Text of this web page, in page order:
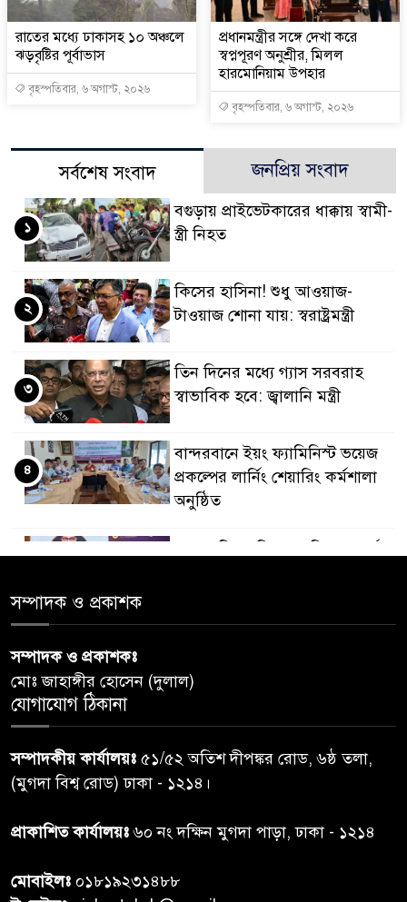
রাতের মধ্যে ঢাকাসহ ১০ অঞ্চলে
ঝড়বৃষ্টির পূর্বাভাস
বৃহস্পতিবার, ৬ অগাস্ট, ২০২৬
প্রধানমন্ত্রীর সঙ্গে দেখা করে
স্বপ্নপূরণ অনুশ্রীর, মিলল
হারমোনিয়াম উপহার
বৃহস্পতিবার, ৬ অগাস্ট, ২০২৬
সর্বশেষ সংবাদ জনপ্রিয় সংবাদ
বগুড়ায় প্রাইভেটকারের ধাক্কায় স্বামী-
স্ত্রী নিহত
১
কিসের হাসিনা! শুধু আওয়াজ-
টাওয়াজ শোনা যায়: স্বরাষ্ট্রমন্ত্রী
২
তিন দিনের মধ্যে গ্যাস সরবরাহ
স্বাভাবিক হবে: জ্বালানি মন্ত্রী
৩
বান্দরবানে ইয়ং ফ্যামিনিস্ট ভয়েজ
প্রকল্পের লার্নিং শেয়ারিং কর্মশালা
অনুষ্ঠিত
৪
পেশ
৬
তদন্ত শেষ পর্যায়ে, দ্রুত চার্জশিট
৭
রাতের মধ্যে ঢাকাসহ ১০ অঞ্চলে
ঝড়বৃষ্টির পূর্বাভাস
৮
সম্পাদক ও প্রকাশক
সম্পাদক ও প্রকাশকঃ
মোঃ জাহাঙ্গীর হোসেন (দুলাল)
যোগাযোগ ঠিকানা
সম্পাদকীয় কার্যালয়ঃ ৫১/৫২ অতিশ দীপঙ্কর রোড, ৬ষ্ঠ তলা,
(মুগদা বিশ্ব রোড) ঢাকা - ১২১৪।
প্রাকাশিত কার্যালয়ঃ৬০ নং দক্ষিন মুগদা পাড়া, ঢাকা - ১২১৪
মোবাইলঃ ০১৮১৯২৩১৪৮৮